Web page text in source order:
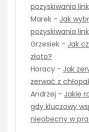
pozyskiwania
Marek - Jak
pozyskiwania
Grzesiek - Jak
złoto?
Horacy - Jak
zerwać z
Andrzej - Jakie
gdy kluczowy
nieobecny w